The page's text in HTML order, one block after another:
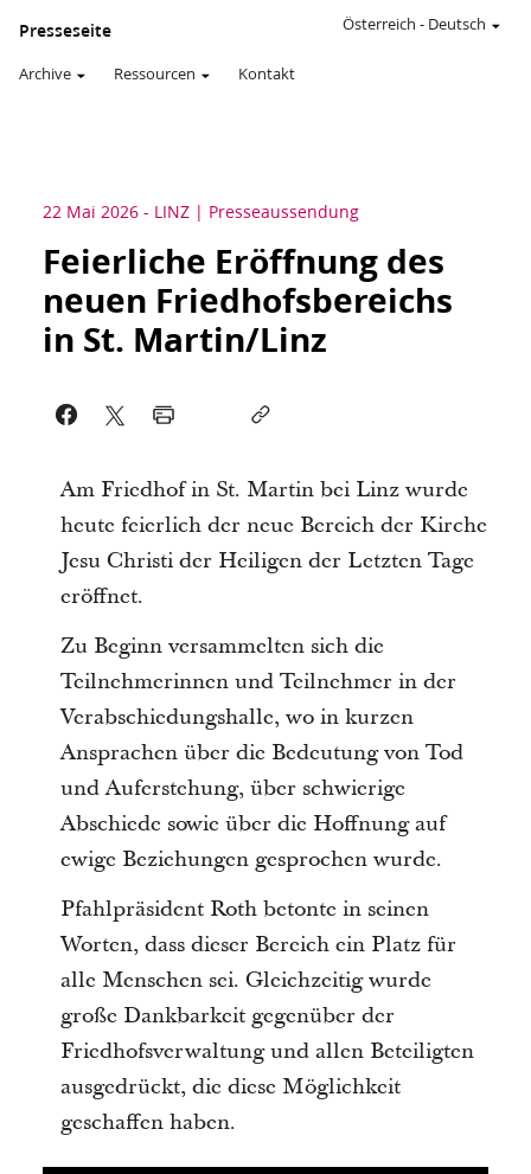
Presseseite
Archive Ressourcen Kontakt
Österreich - Deutsch
22 Mai 2026 - LINZ Presseaussendung
Feierliche Eröffnung des
neuen Friedhofsbereichs
in St. Martin/Linz
Am Friedhof in St. Martin bei Linz wurde
heute feierlich der neue Bereich der Kirche
Jesu Christi der Heiligen der Letzten Tage
eröffnet.
Zu Beginn versammelten sich die
Teilnehmerinnen und Teilnehmer in der
Verabschiedungshalle, wo in kurzen
Ansprachen über die Bedeutung von Tod
und Auferstehung, über schwierige
Abschiede sowie über die Hoffnung auf
ewige Beziehungen gesprochen wurde.
Pfahlpräsident Roth betonte in seinen
Worten, dass dieser Bereich ein Platz für
alle Menschen sei. Gleichzeitig wurde
große Dankbarkeit gegenüber der
Friedhofsverwaltung und allen Beteiligten
ausgedrückt, die diese Möglichkeit
geschaffen haben.